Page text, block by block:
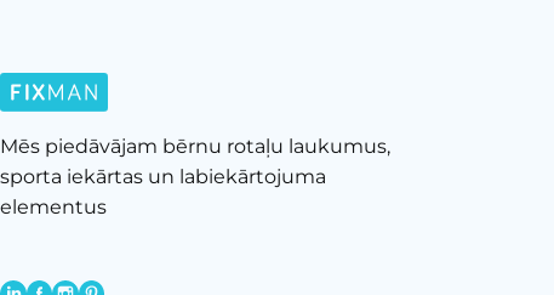
Mēs piedāvājam bērnu rotaļu laukumus,
sporta iekārtas un labiekārtojuma
elementus